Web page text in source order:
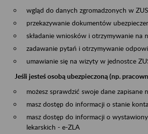
wgląd do danych zgromadzonych w
przekazywanie dokumentów
składanie wniosków i otrzymywanie na
zadawanie pytań i otrzymywanie
umawianie się na wizyty w jednostce
Jeśli jesteś osobą ubezpieczoną (np.
możesz sprawdzić swoje dane zapisane
masz dostęp do informacji o stanie
masz dostęp do informacji o
lekarskich - e-ZLA